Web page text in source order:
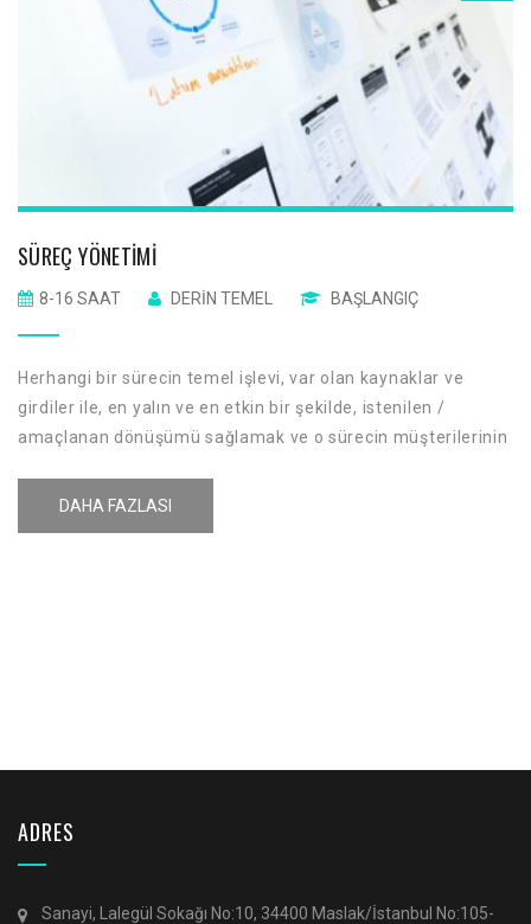
SÜREÇ YÖNETIMI
8-16 SAAT DERIN TEMEL BAŞLANGIÇ
Herhangi bir sürecin temel işlevi, var olan kaynaklar ve
girdiler ile, en yalın ve en etkin bir şekilde, istenilen /
amaçlanan dönüşümü sağlamak ve o sürecin müşterilerinin
oluşturmak ve geliştirmektir.
DAHA FAZLASI
ADRES
Sanayi, Lalegül Sokağı No:10, 34400 Maslak/İstanbul No:105-